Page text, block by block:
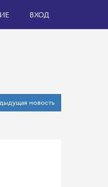
ВХОД
новость